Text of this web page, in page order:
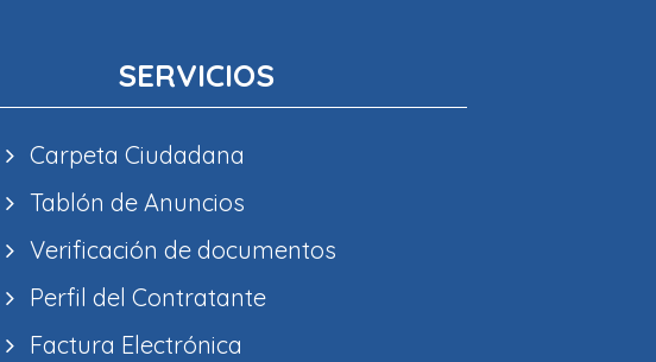
SERVICIOS
Carpeta Ciudadana
Tablón de Anuncios
Verificación de documentos
Perfil del Contratante
Factura Electrónica